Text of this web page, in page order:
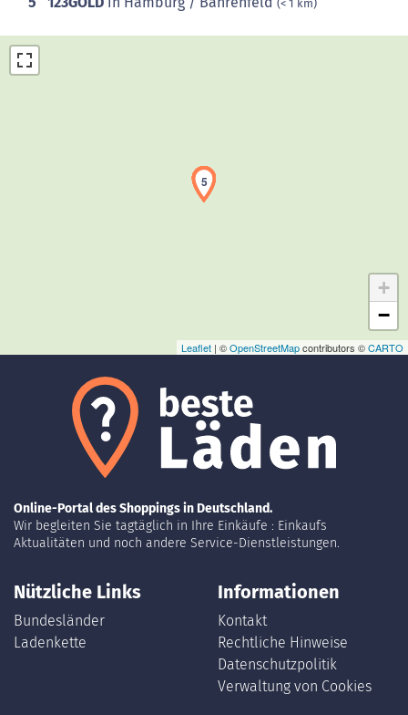
(< 1 km)
Laden der Karte...
1
2
3
4
5
+
−
Leaflet | ©OpenStreetMapcontributors ©CARTO
Online-Portal des Shoppings in Deutschland.
Wir begleiten Sie tagtäglich in Ihre Einkäufe : Einkaufs
Aktualitäten und noch andere Service-Dienstleistungen.
Nützliche Links
Bundesländer
Ladenkette
Informationen
Kontakt
Rechtliche Hinweise
Datenschutzpolitik
Verwaltung von Cookies